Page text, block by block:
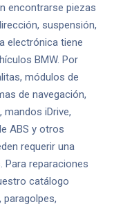
encontrarse piezas
suspensión,
electrónica tiene
BMW. Por
módulos de
de navegación,
iDrive,
ABS y otros
requerir una
reparaciones
catálogo
paragolpes,